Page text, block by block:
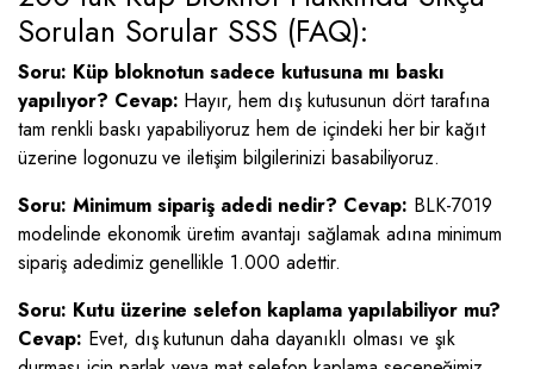
Sorulan Sorular SSS (FAQ):
Soru: Küp bloknotun sadece kutusuna mı baskı
yapılıyor? Cevap: Hayır, hem dış kutusunun dört tarafına
tam renkli baskı yapabiliyoruz hem de içindeki her bir kağıt
üzerine logonuzu ve iletişim bilgilerinizi basabiliyoruz.
Soru: Minimum sipariş adedi nedir? Cevap: BLK-7019
modelinde ekonomik üretim avantajı sağlamak adına minimum
sipariş adedimiz genellikle 1.000 adettir.
Soru: Kutu üzerine selefon kaplama yapılabiliyor mu?
Cevap: Evet, dış kutunun daha dayanıklı olması ve şık